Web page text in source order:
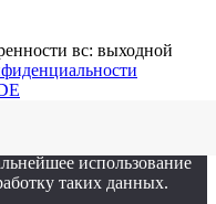
вс: выходной
об IP-адресе и
использование
таких данных.